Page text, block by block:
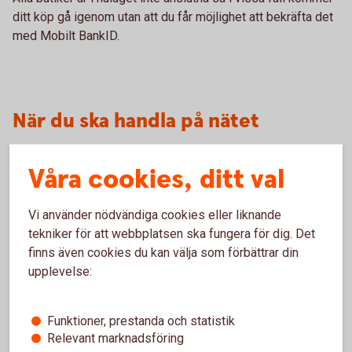
ditt köp gå igenom utan att du får möjlighet att bekräfta det
med Mobilt BankID.
När du ska handla på nätet
Slå på/av ditt kort för internetköp
kort för internetköp, det gör du enkelt i
internetbanken eller i appen.
Slå på/av ditt kort för
Våra cookies, ditt val
Vi använder nödvändiga cookies eller liknande
tekniker för att webbplatsen ska fungera för dig. Det
finns även cookies du kan välja som förbättrar din
upplevelse:
Funktioner, prestanda och statistik
Relevant marknadsföring